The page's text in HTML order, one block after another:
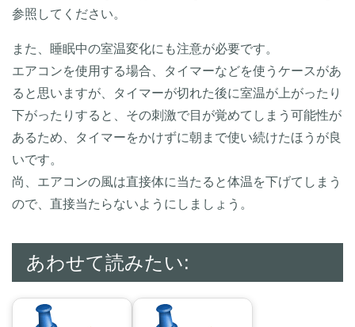
参照してください。
また、睡眠中の室温変化にも注意が必要です。
エアコンを使用する場合、タイマーなどを使うケースがあ
ると思いますが、タイマーが切れた後に室温が上がったり
下がったりすると、その刺激で目が覚めてしまう可能性が
あるため、タイマーをかけずに朝まで使い続けたほうが良
いです。
尚、エアコンの風は直接体に当たると体温を下げてしまう
ので、直接当たらないようにしましょう。
あわせて読みたい: